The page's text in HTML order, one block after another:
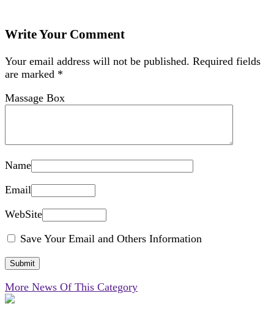
Write Your Comment
Your email address will not be published. Required fields
are marked *
Massage Box
Name
Email
WebSite
Save Your Email and Others Information
More News Of This Category